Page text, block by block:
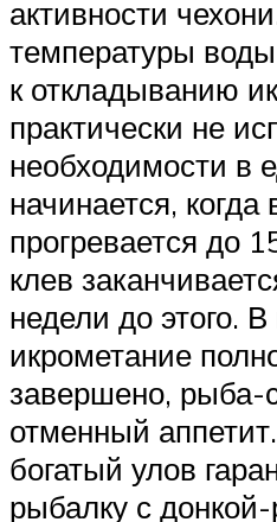
активности
температуры
к откладыванию
практически не
необходимости в
начинается, когда
прогревается до
клев
недели до этого.
икрометание
завершено, рыба-
отменный
богатый улов
рыбалку с